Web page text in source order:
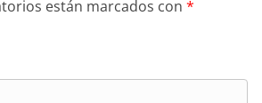
están marcados con *